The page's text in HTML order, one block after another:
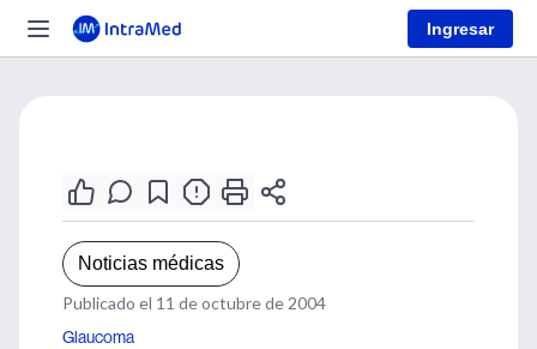
Ingresar
Noticias médicas
Publicado el 11 de octubre de 2004
Glaucoma